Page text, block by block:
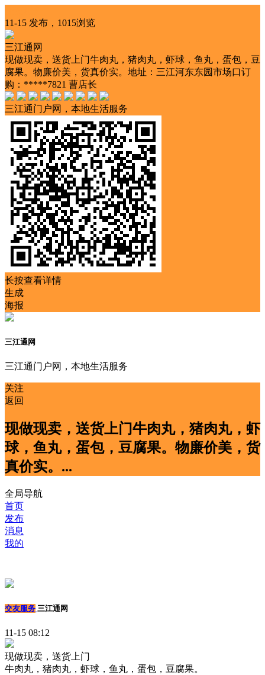
11-15 发布，1015浏览
三江通网
现做现卖，送货上门牛肉丸，猪肉丸，虾球，鱼丸，蛋包，豆
腐果。物廉价美，货真价实。地址：三江河东东园市场口订
购：*****7821 曹店长
三江通门户网，本地生活服务
长按查看详情
生成
海报
三江通网
三江通门户网，本地生活服务
关注
返回
现做现卖，送货上门牛肉丸，猪肉丸，虾
球，鱼丸，蛋包，豆腐果。物廉价美，货
真价实。...
全局导航
首页
发布
消息
我的
交友服务 三江通网
11-15 08:12
现做现卖，送货上门
牛肉丸，猪肉丸，虾球，鱼丸，蛋包，豆腐果。